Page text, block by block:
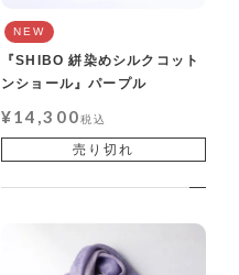
NEW
『SHIBO 絣染めシルクコット
ンショール』パープル
¥14,300税込
売り切れ